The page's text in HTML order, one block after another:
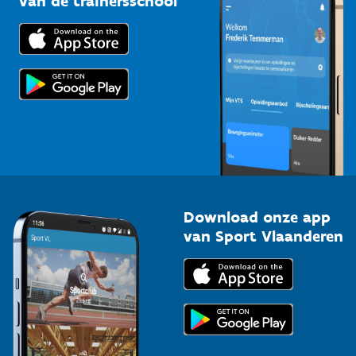
Trainers en begeleiders
Topsporters
Downloads
Voor de pers
Download onze app
van Sport Vlaanderen